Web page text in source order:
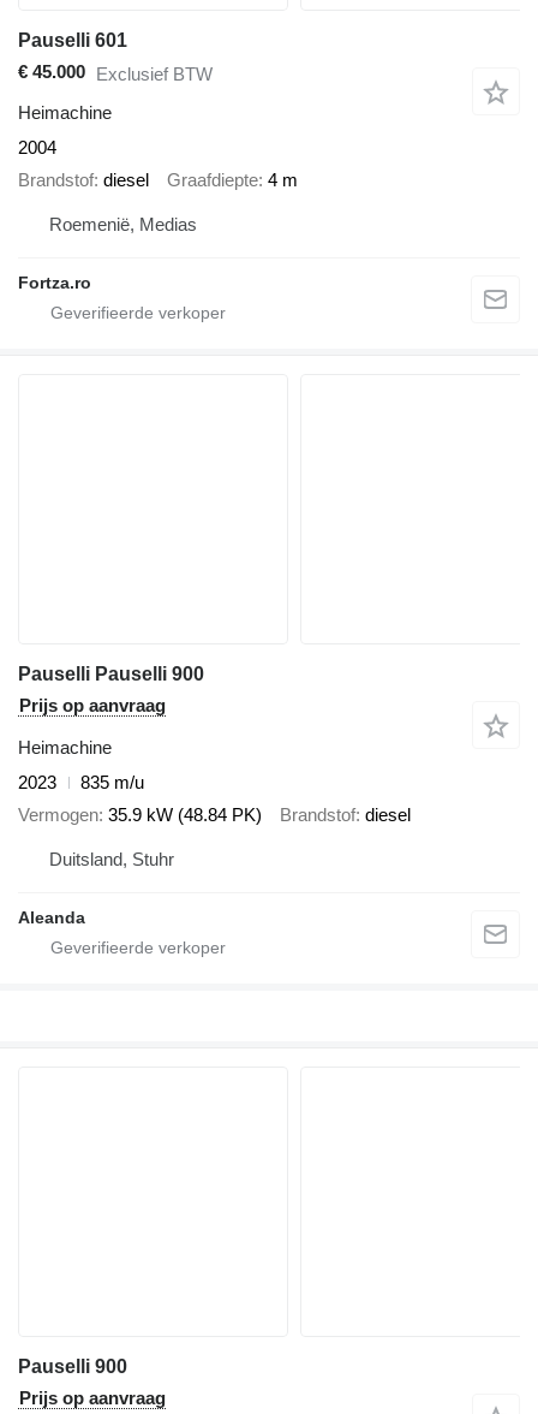
Pauselli 601
€ 45.000 Exclusief BTW
Heimachine
2004
Brandstof diesel Graafdiepte 4 m
Roemenië, Medias
Fortza.ro
Pauselli Pauselli 900
Prijs op aanvraag
Heimachine
2023
835 m/u
Vermogen 35.9 kW (48.84 PK) Brandstof diesel
Duitsland, Stuhr
Aleanda
Pauselli 900
Prijs op aanvraag